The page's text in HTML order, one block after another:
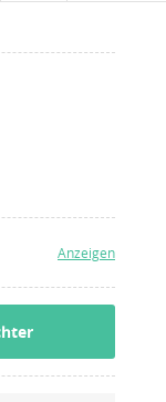
Anzeigen